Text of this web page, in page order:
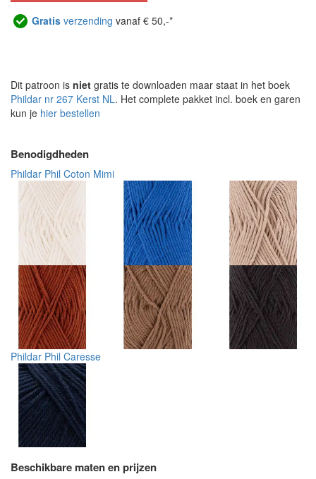
Gratis verzending vanaf € 50,-*
Dit patroon is niet gratis te downloaden maar staat in het boek
Phildar nr 267 Kerst NL. Het complete pakket incl. boek en garen
kun je hier bestellen
Benodigdheden
Phildar Phil Coton Mimi
Phildar Phil Caresse
Beschikbare maten en prijzen